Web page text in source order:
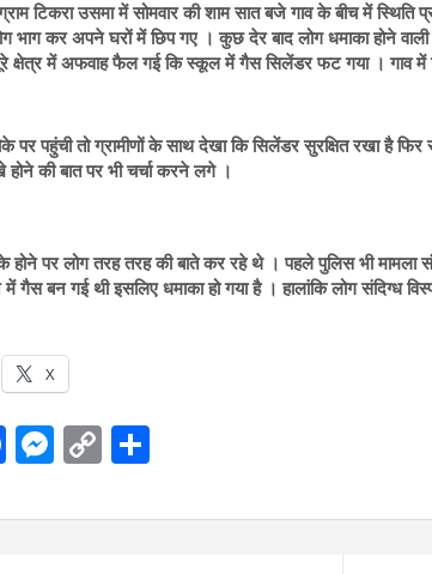
टिकरा उसमा में सोमवार की शाम सात बजे गाव के बीच में
भाग कर अपने घरों में छिप गए । कुछ देर बाद लोग धमाका होने
क्षेत्र में अफवाह फैल गई कि स्कूल में गैस सिलेंडर फट गया । गाव में
पर पहुंची तो ग्रामीणों के साथ देखा कि सिलेंडर सुरक्षित रखा है
की बात पर भी चर्चा करने लगे ।
पर लोग तरह तरह की बाते कर रहे थे । पहले पुलिस भी मामला
गैस बन गई थी इसलिए धमाका हो गया है । हालांकि लोग संदिग्ध
X
F
ce
M
se
C
py ar